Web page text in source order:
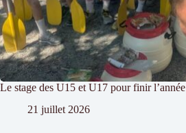
Le stage des U15 et U17 pour finir l’année
21 juillet 2026